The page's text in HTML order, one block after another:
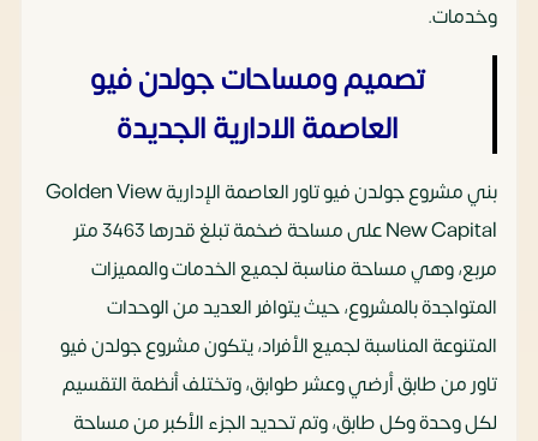
وخدمات.
تصميم ومساحات جولدن فيو
العاصمة الادارية الجديدة
بني مشروع جولدن فيو تاور العاصمة الإدارية Golden View
New Capital على مساحة ضخمة تبلغ قدرها 3463 متر
مربع، وهي مساحة مناسبة لجميع الخدمات والمميزات
المتواجدة بالمشروع، حيث يتوافر العديد من الوحدات
المتنوعة المناسبة لجميع الأفراد، يتكون مشروع جولدن فيو
تاور من طابق أرضي وعشر طوابق، وتختلف أنظمة التقسيم
لكل وحدة وكل طابق، وتم تحديد الجزء الأكبر من مساحة